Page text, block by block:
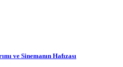
ve Sinemanın Hafızası